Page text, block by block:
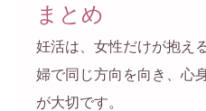
まとめ
妊活は、女性だけが抱え
婦で同じ方向を向き、心
が大切です。